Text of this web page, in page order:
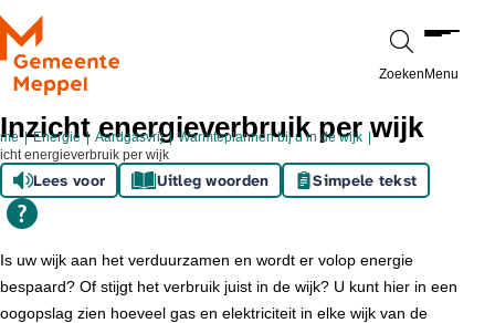
Ga naar de inhoud
Zoeken Menu
Energie Aardgasvrij
Warmteplannen bij u in de wijk
energieverbruik per wijk
Inzicht energieverbruik per wijk
Lees voor Uitleg woorden Simpele tekst
Is uw wijk aan het verduurzamen en wordt er volop energie
bespaard? Of stijgt het verbruik juist in de wijk? U kunt hier in een
oogopslag zien hoeveel gas en elektriciteit in elke wijk van de